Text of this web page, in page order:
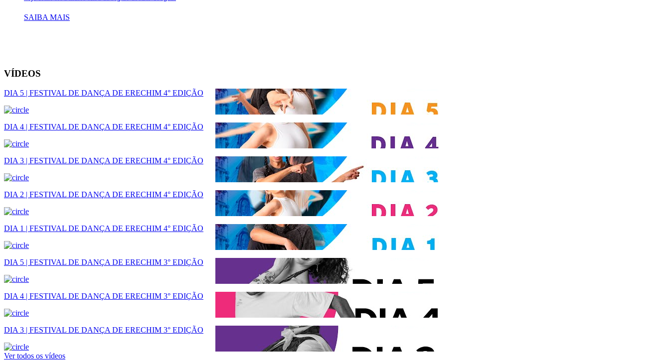
SAIBA MAIS
VÍDEOS
DIA 5 | FESTIVAL DE DANÇA DE ERECHIM 4° EDIÇÃO
DIA 4 | FESTIVAL DE DANÇA DE ERECHIM 4° EDIÇÃO
DIA 3 | FESTIVAL DE DANÇA DE ERECHIM 4° EDIÇÃO
DIA 2 | FESTIVAL DE DANÇA DE ERECHIM 4° EDIÇÃO
DIA 1 | FESTIVAL DE DANÇA DE ERECHIM 4° EDIÇÃO
DIA 5 | FESTIVAL DE DANÇA DE ERECHIM 3° EDIÇÃO
DIA 4 | FESTIVAL DE DANÇA DE ERECHIM 3° EDIÇÃO
DIA 3 | FESTIVAL DE DANÇA DE ERECHIM 3° EDIÇÃO
Ver todos os vídeos